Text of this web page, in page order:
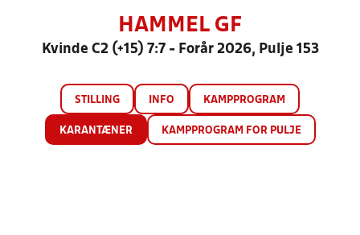
HAMMEL GF
Kvinde C2 (+15) 7:7 - Forår 2026, Pulje 153
STILLING INFO KAMPPROGRAM
KARANTÆNER KAMPPROGRAM FOR PULJE